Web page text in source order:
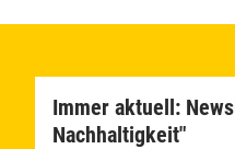
Immer aktuell:
Nachhaltigkeit"